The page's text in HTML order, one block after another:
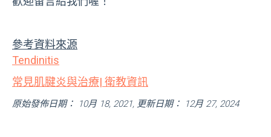
參考資料來源
Tendinitis
常見肌腱炎與治療| 衛教資訊
原始發佈日期： 10月 18, 2021, 更新日期： 12月 27, 2024